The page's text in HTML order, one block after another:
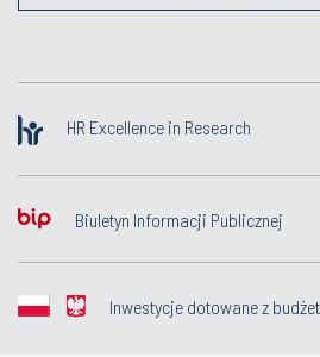
HR Excellence in Research
Biuletyn Informacji Publicznej
Inwestycje dotowane z